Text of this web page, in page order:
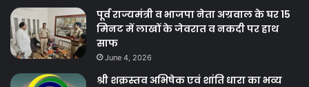
पूर्व राज्यमंत्री व भाजपा नेता अग्रवाल के घर 15
मिनट में लाखों के जेवरात व नकदी पर हाथ
साफ
June 4, 2026
श्री शक्रस्तव अभिषेक एवं शांति धारा का भव्य